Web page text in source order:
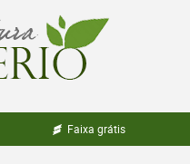
Faixa grátis